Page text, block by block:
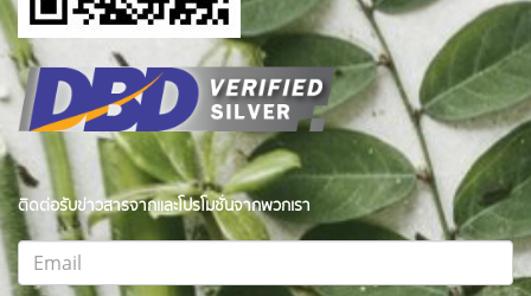
ติดต่อรับข่าวสารจากและโปรโมชั่นจากพวกเรา